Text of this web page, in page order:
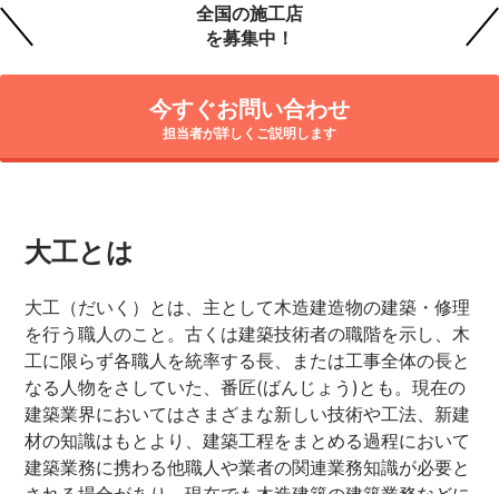
全国の施工店
を募集中！
今すぐお問い合わせ
担当者が詳しくご説明します
大工とは
大工（だいく）とは、主として木造建造物の建築・修理
を行う職人のこと。古くは建築技術者の職階を示し、木
工に限らず各職人を統率する長、または工事全体の長と
なる人物をさしていた、番匠(ばんじょう)とも。現在の
建築業界においてはさまざまな新しい技術や工法、新建
材の知識はもとより、建築工程をまとめる過程において
建築業務に携わる他職人や業者の関連業務知識が必要と